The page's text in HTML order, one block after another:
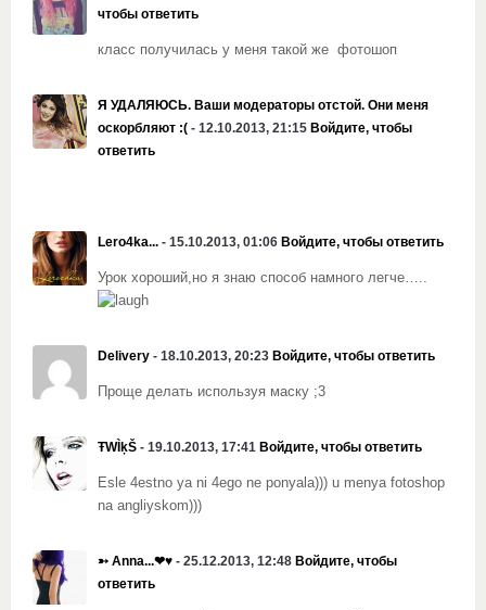
чтобы ответить
класс получилась у меня такой же фотошоп
Я УДАЛЯЮСЬ. Ваши модераторы отстой. Они меня
оскорбляют :( - 12.10.2013, 21:15 Войдите, чтобы
ответить
Lero4ka... - 15.10.2013, 01:06 Войдите, чтобы ответить
Урок хороший,но я знаю способ намного легче…..
Delivery - 18.10.2013, 20:23 Войдите, чтобы ответить
Проще делать используя маску ;3
ŦWÌķŠ - 19.10.2013, 17:41 Войдите, чтобы ответить
Esle 4estno ya ni 4ego ne ponyala))) u menya fotoshop
na angliyskom)))
➳ Anna...❤♥ - 25.12.2013, 12:48 Войдите, чтобы
ответить